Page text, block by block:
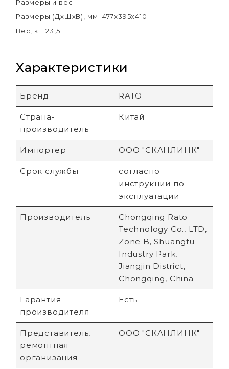
Размеры и вес
Размеры (ДхШхВ), мм 477x395x410
Вес, кг 23,5
Характеристики
Бренд RATO
Страна-
производитель
Китай
Импортер ООО "СКАНЛИНК"
Срок службы
согласно
инструкции по
эксплуатации
Производитель
Chongqing Rato
Technology Co., LTD,
Zone B, Shuangfu
Industry Park,
Jiangjin District,
Chongqing, China
Гарантия
производителя
Есть
Представитель,
ремонтная
организация
ООО "СКАНЛИНК"